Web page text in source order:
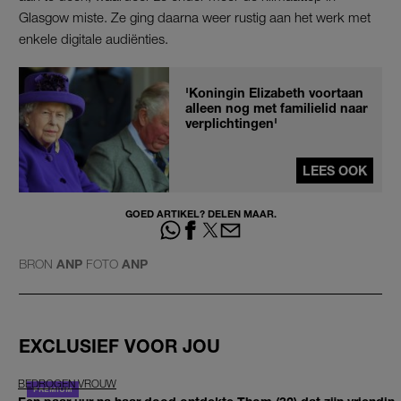
Glasgow miste. Ze ging daarna weer rustig aan het werk met
enkele digitale audiënties.
'Koningin Elizabeth voortaan
alleen nog met familielid naar
verplichtingen'
LEES OOK
GOED ARTIKEL? DELEN MAAR.
BRON ANP FOTO ANP
EXCLUSIEF VOOR JOU
BEDROGEN VROUW